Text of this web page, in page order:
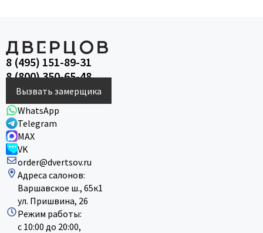
8 (495) 151-89-31
8 (800) 350-65-48
Вызвать замерщика
WhatsApp
Telegram
MAX
VK
order@dvertsov.ru
Адреса салонов:
Варшавское ш., 65к1
ул. Пришвина, 26
Режим работы:
с 10:00 до 20:00,